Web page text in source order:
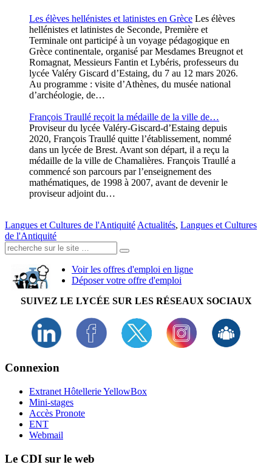
Les élèves hellénistes et latinistes en Grèce Les élèves
hellénistes et latinistes de Seconde, Première et
Terminale ont participé à un voyage pédagogique en
Grèce continentale, organisé par Mesdames Breugnot et
Romagnat, Messieurs Fantin et Lybéris, professeurs du
lycée Valéry Giscard d’Estaing, du 7 au 12 mars 2026.
Au programme : visite d’Athènes, du musée national
d’archéologie, de…
François Traullé reçoit la médaille de la ville de…
Proviseur du lycée Valéry-Giscard-d’Estaing depuis
2020, François Traullé quitte l’établissement, nommé
dans un lycée de Brest. Avant son départ, il a reçu la
médaille de la ville de Chamalières. François Traullé a
commencé son parcours par l’enseignement des
mathématiques, de 1998 à 2007, avant de devenir le
proviseur adjoint du…
Langues et Cultures de l'Antiquité Actualités, Langues et Cultures
de l'Antiquité
Recherche:
Voir les offres d'emploi en ligne
Déposer votre offre d'emploi
SUIVEZ LE LYCÉE SUR LES RÉSEAUX SOCIAUX
Connexion
Extranet Hôtellerie YellowBox
Mini-stages
Accès Pronote
ENT
Webmail
Le CDI sur le web